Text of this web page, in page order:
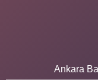
Ankara